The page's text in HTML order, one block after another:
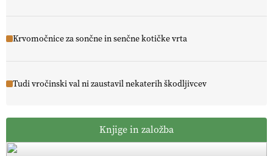
Krvomočnice za sončne in senčne kotičke vrta
Tudi vročinski val ni zaustavil nekaterih škodljivcev
Knjige in založba